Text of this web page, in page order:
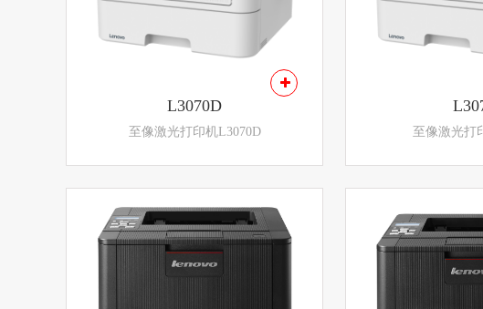
L3070D
至像激光打印机L3070D 至像激光打